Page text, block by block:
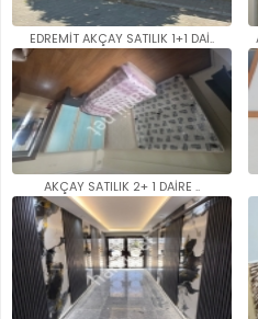
EDREMİT AKÇAY SATILIK 1+1 DAİ..
AKÇAY SATILIK 2+ 1 DAİRE ..